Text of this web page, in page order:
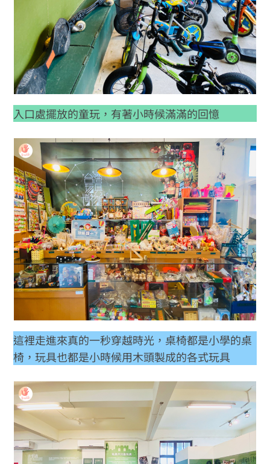
入口處擺放的童玩，有著小時候滿滿的回憶
這裡走進來真的一秒穿越時光，桌椅都是小學的桌
椅，玩具也都是小時候用木頭製成的各式玩具